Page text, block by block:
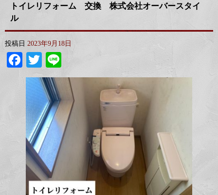
トイレリフォーム 交換 株式会社オーバースタイ
ル
投稿日 2023年9月18日
Facebook
Twitter